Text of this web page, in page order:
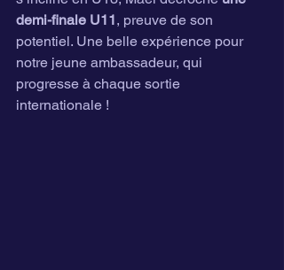
demi-finale U11, preuve de son
potentiel. Une belle expérience pour
notre jeune ambassadeur, qui
progresse à chaque sortie
internationale !